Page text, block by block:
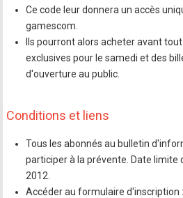
Ce code leur donnera un accès
gamescom.
Ils pourront alors acheter avant
exclusives pour le samedi et des
d'ouverture au public.
Conditions et liens
Tous les abonnés au bulletin
participer à la prévente. Date limite
2012.
Accéder au formulaire d'inscription :